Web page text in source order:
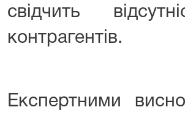
свідчить
контрагентів.
Експертними